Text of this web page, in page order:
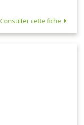
Consulter cette fiche